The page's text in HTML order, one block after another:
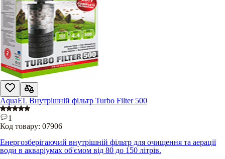
AquaEL Внутрішній фільтр Turbo Filter 500
1
Код товару: 07906
Енергозберігаючий внутрішній фільтр для очищення та аерації
води в акваріумах об'ємом від 80 до 150 літрів.